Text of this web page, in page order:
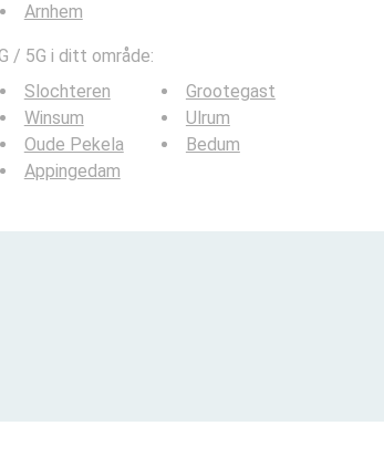
Arnhem
/ 5G i ditt område:
Slochteren
Winsum
Oude Pekela
Appingedam
Grootegast
Ulrum
Bedum